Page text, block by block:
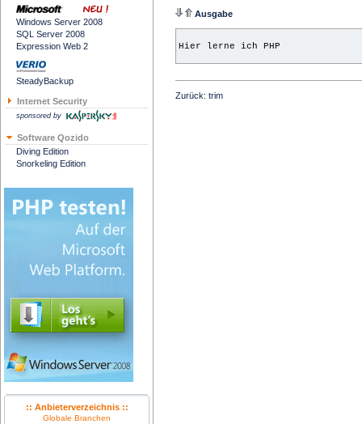
Windows Server 2008
SQL Server 2008
Expression Web 2
SteadyBackup
Internet Security
sponsored by
Software Qozido
Diving Edition
Snorkeling Edition
:: Anbieterverzeichnis ::
Globale Branchen
Ausgabe
Hier lerne ich PHP
Zurück: trim